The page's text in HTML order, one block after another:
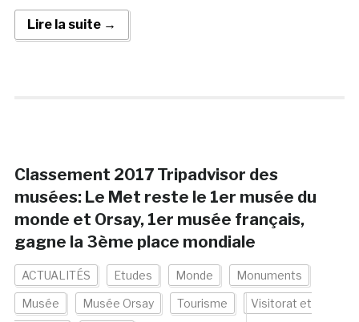
Lire la suite →
Classement 2017 Tripadvisor des
musées: Le Met reste le 1er musée du
monde et Orsay, 1er musée français,
gagne la 3ème place mondiale
ACTUALITÉS Etudes Monde Monuments
Musée Musée Orsay Tourisme Visitorat et